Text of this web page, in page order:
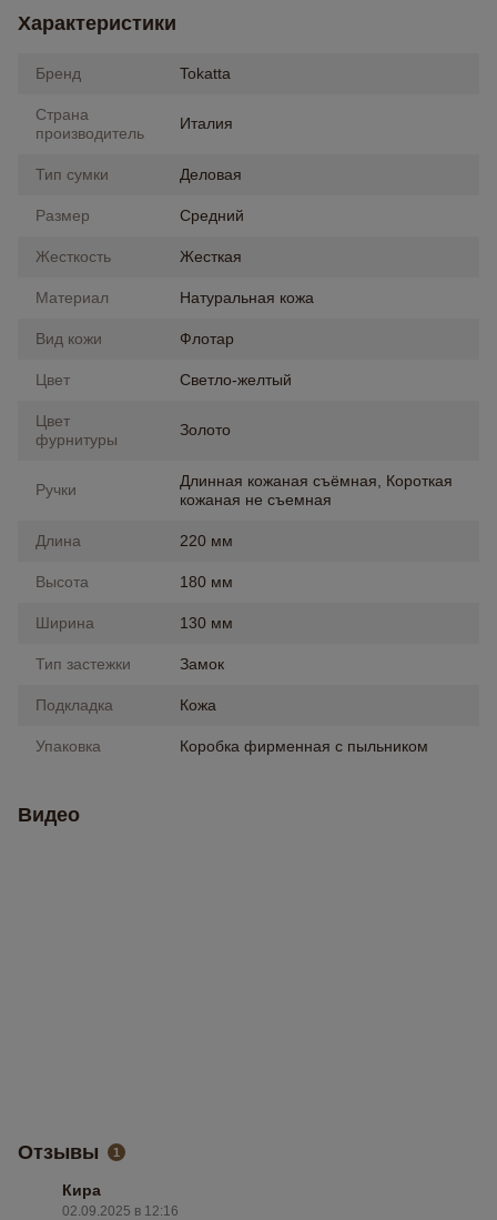
Характеристики
Бренд Tokatta
Страна
производитель
Италия
Тип сумки Деловая
Размер Средний
Жесткость Жесткая
Материал Натуральная кожа
Вид кожи Флотар
Цвет Светло-желтый
Цвет
фурнитуры
Золото
Ручки
Длинная кожаная съёмная, Короткая
кожаная не съемная
Длина 220 мм
Высота 180 мм
Ширина 130 мм
Тип застежки Замок
Подкладка Кожа
Упаковка Коробка фирменная с пыльником
Видео
Отзывы 1
Кира
02.09.2025 в 12:16